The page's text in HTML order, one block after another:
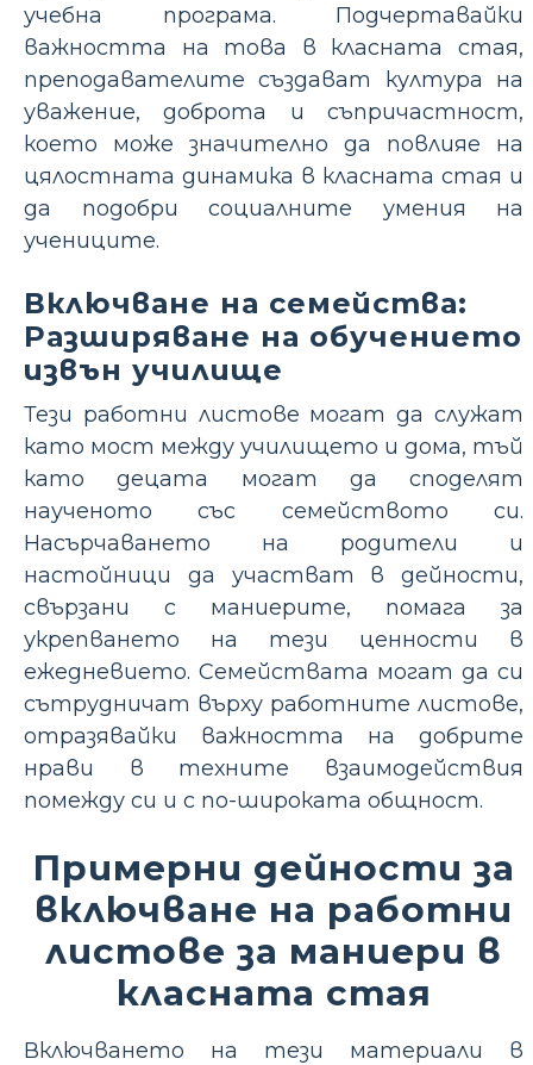
учебна програма. Подчертавайки
важността на това в класната стая,
преподавателите създават култура на
уважение, доброта и съпричастност,
което може значително да повлияе на
цялостната динамика в класната стая и
да подобри социалните умения на
учениците.
Включване на семейства:
Разширяване на обучението
извън училище
Тези работни листове могат да служат
като мост между училището и дома, тъй
като децата могат да споделят
наученото със семейството си.
Насърчаването на родители и
настойници да участват в дейности,
свързани с маниерите, помага за
укрепването на тези ценности в
ежедневието. Семействата могат да си
сътрудничат върху работните листове,
отразявайки важността на добрите
нрави в техните взаимодействия
помежду си и с по-широката общност.
Примерни дейности за
включване на работни
листове за маниери в
класната стая
Включването на тези материали в